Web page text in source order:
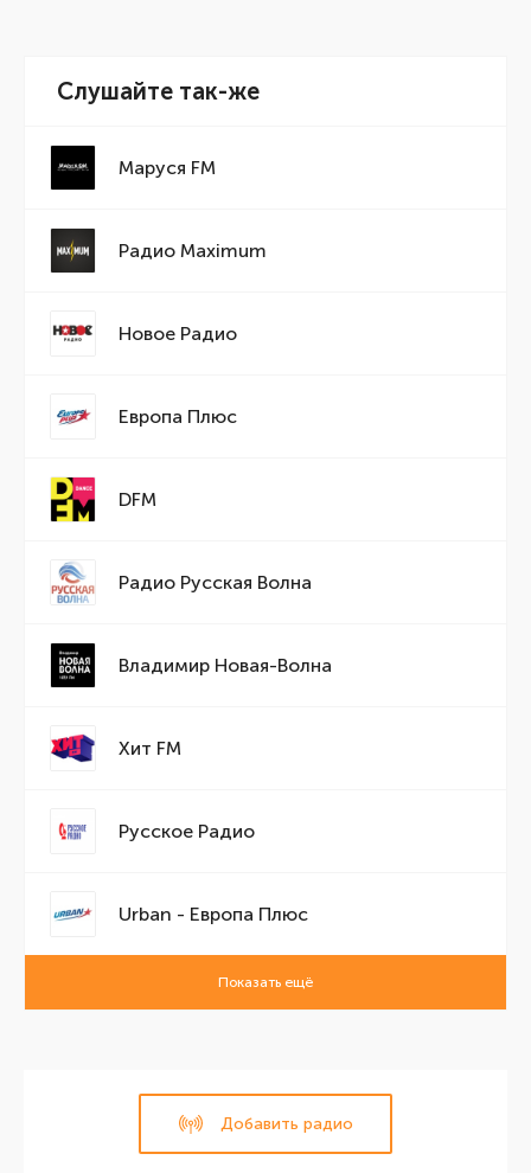
Слушайте так-же
Маруся FM
Радио Maximum
Новое Радио
Европа Плюс
DFM
Радио Русская Волна
Владимир Новая-Волна
Хит FM
Русское Радио
Urban - Европа Плюс
Показать ещё
Добавить радио